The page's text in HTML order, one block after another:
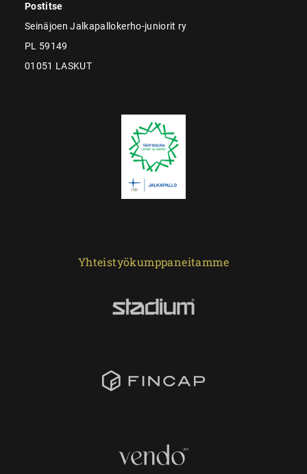
Postitse
Seinäjoen Jalkapallokerho-juniorit ry
PL 59149
01051 LASKUT
Yhteistyökumppaneitamme